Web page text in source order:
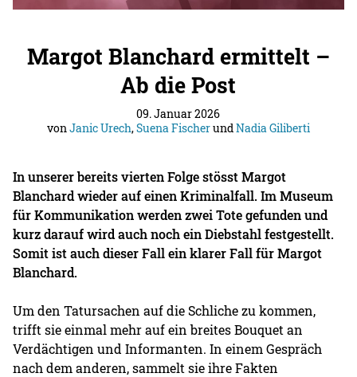
Margot Blanchard ermittelt –
Ab die Post
09. Januar 2026
vonJanic Urech,Suena FischerundNadia Giliberti
In unserer bereits vierten Folge stösst Margot
Blanchard wieder auf einen Kriminalfall. Im Museum
für Kommunikation werden zwei Tote gefunden und
kurz darauf wird auch noch ein Diebstahl festgestellt.
Somit ist auch dieser Fall ein klarer Fall für Margot
Blanchard.
Um den Tatursachen auf die Schliche zu kommen,
trifft sie einmal mehr auf ein breites Bouquet an
Verdächtigen und Informanten. In einem Gespräch
nach dem anderen, sammelt sie ihre Fakten